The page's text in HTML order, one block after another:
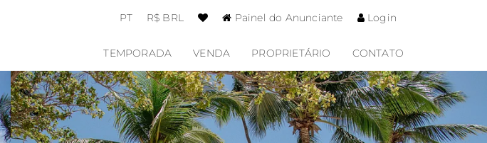
PT R$ BRL Painel do Anunciante Login
TEMPORADA VENDA PROPRIETÁRIO CONTATO